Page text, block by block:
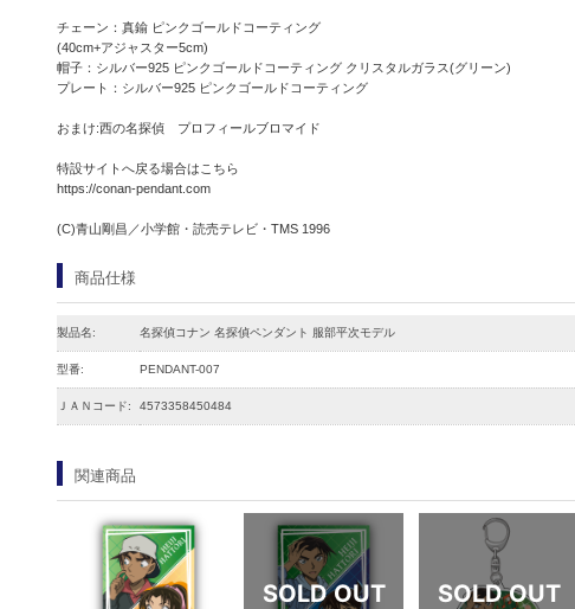
チェーン：真鍮 ピンクゴールドコーティング
(40cm+アジャスター5cm)
帽子：シルバー925 ピンクゴールドコーティング クリスタルガラス(グリーン)
プレート：シルバー925 ピンクゴールドコーティング
おまけ:西の名探偵 プロフィールブロマイド
特設サイトへ戻る場合はこちら
https://conan-pendant.com
(C)青山剛昌／小学館・読売テレビ・TMS 1996
商品仕様
製品名: 名探偵コナン 名探偵ペンダント 服部平次モデル
型番: PENDANT-007
ＪＡＮコード: 4573358450484
関連商品